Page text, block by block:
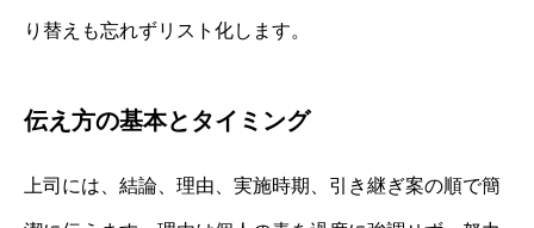
り替えも忘れずリスト化します。
伝え方の基本とタイミング
上司には、結論、理由、実施時期、引き継ぎ案の順で簡